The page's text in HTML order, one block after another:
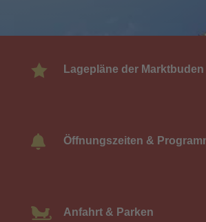
 Lagepläne der Marktbuden
 Öffnungszeiten &
 Anfahrt & Parken